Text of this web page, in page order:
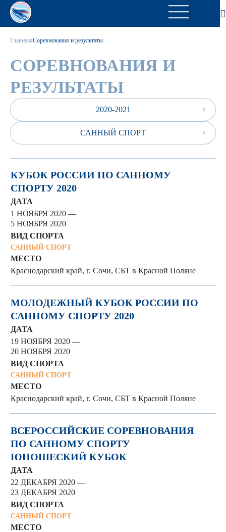
Главная Соревнования и результаты
СОРЕВНОВАНИЯ И
РЕЗУЛЬТАТЫ
2020-2021
САННЫЙ СПОРТ
КУБОК РОССИИ ПО САННОМУ
СПОРТУ 2020
ДАТА
1 НОЯБРЯ 2020 —
5 НОЯБРЯ 2020
ВИД СПОРТА
САННЫЙ СПОРТ
МЕСТО
Краснодарский край, г. Сочи, СБТ в Красной Поляне
МОЛОДЕЖНЫЙ КУБОК РОССИИ ПО
САННОМУ СПОРТУ 2020
ДАТА
19 НОЯБРЯ 2020 —
20 НОЯБРЯ 2020
ВИД СПОРТА
САННЫЙ СПОРТ
МЕСТО
Краснодарский край, г. Сочи, СБТ в Красной Поляне
ВСЕРОССИЙСКИЕ СОРЕВНОВАНИЯ
ПО САННОМУ СПОРТУ
ЮНОШЕСКИЙ КУБОК
ДАТА
22 ДЕКАБРЯ 2020 —
23 ДЕКАБРЯ 2020
ВИД СПОРТА
САННЫЙ СПОРТ
МЕСТО